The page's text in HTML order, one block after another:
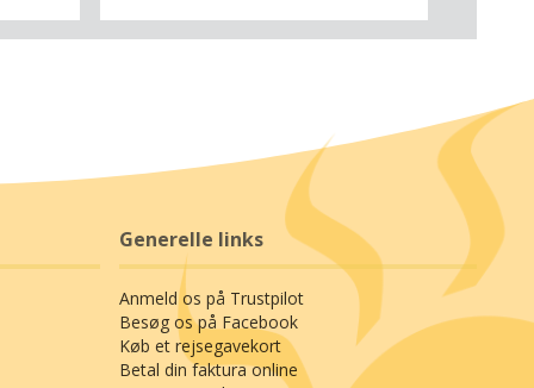
Generelle links
Anmeld os på Trustpilot
Besøg os på Facebook
Køb et rejsegavekort
Betal din faktura online